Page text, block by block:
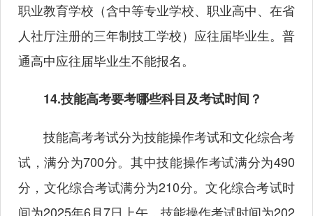
职业教育学校（含中等专业学校、职业高中、在省
人社厅注册的三年制技工学校）应往届毕业生。普
通高中应往届毕业生不能报名。
14.技能高考要考哪些科目及考试时间？
技能高考考试分为技能操作考试和文化综合考
试，满分为700分。其中技能操作考试满分为490
分，文化综合考试满分为210分。文化综合考试时
间为2025年6月7日上午，技能操作考试时间为202